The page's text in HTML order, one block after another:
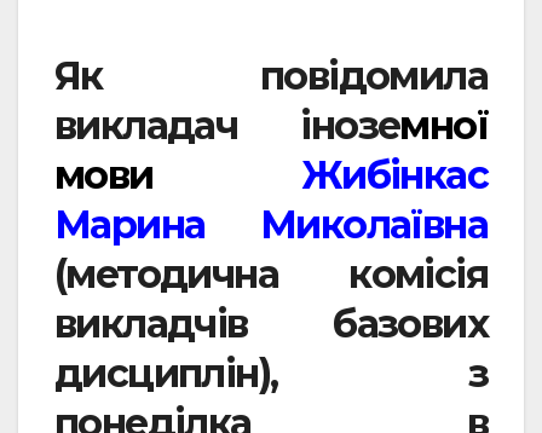
Як повідомила
викладач іноземної
мови
Жибінкас
Марина Миколаївна
(методична комісія
викладчів базових
дисциплін), з
понеділка в